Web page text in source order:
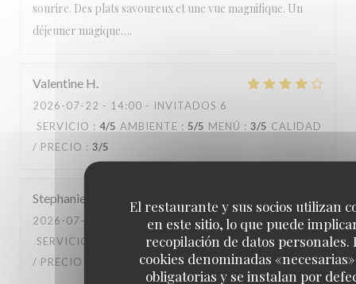
El restaurante y sus socios utilizan
en este sitio, lo que puede
recopilación de datos personales.
cookies denominadas
obligatorias y se instalan por
sourire. Des plats savoureux et une vue magnifique. Un
déjeuner magique….
Valentine H
2026-07-22 - 14:00 - INVITADOS 6
SERVICIO : 4/5 AMBIENTE : 5/5 MENÚ : 3/5 CALIDAD
/ PRECIO : 3/5
Stephanie
2026-07-20
- 14:00 - INVITADOS 3
SERVICIO
AMBIENTE: 5/5 MENÚ : 5/5 CALIDAD
/ PRECIO